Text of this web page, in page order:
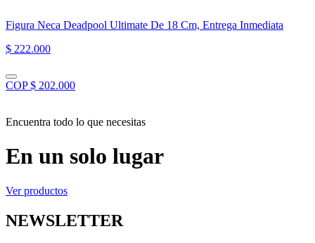
Figura Neca Deadpool Ultimate De 18 Cm, Entrega Inmediata
$ 222.000
COP $ 202.000
Encuentra todo lo que necesitas
En un solo lugar
Ver productos
NEWSLETTER